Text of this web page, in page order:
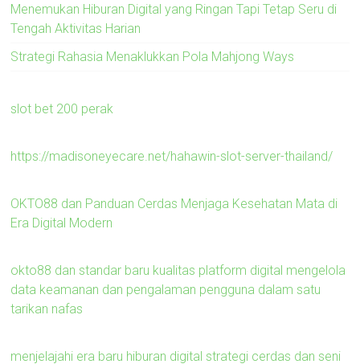
Menemukan Hiburan Digital yang Ringan Tapi Tetap Seru di
Tengah Aktivitas Harian
Strategi Rahasia Menaklukkan Pola Mahjong Ways
slot bet 200 perak
https://madisoneyecare.net/hahawin-slot-server-thailand/
OKTO88 dan Panduan Cerdas Menjaga Kesehatan Mata di
Era Digital Modern
okto88 dan standar baru kualitas platform digital mengelola
data keamanan dan pengalaman pengguna dalam satu
tarikan nafas
menjelajahi era baru hiburan digital strategi cerdas dan seni